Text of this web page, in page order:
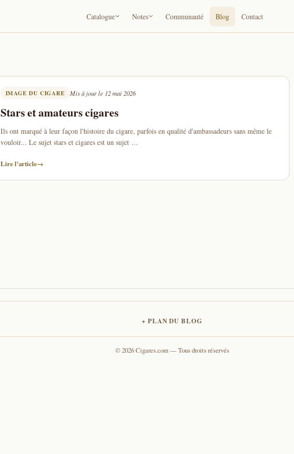
Catalogue Notes Communauté Blog Contact
IMAGE DU CIGARE Mis à jour le 12 mai 2026
Stars et amateurs cigares
Ils ont marqué à leur façon l'histoire du cigare, parfois en qualité d'ambassadeurs sans même le
vouloir... Le sujet stars et cigares est un sujet …
Lire l'article→
PLAN DU BLOG
© 2026 Cigares.com — Tous droits réservés